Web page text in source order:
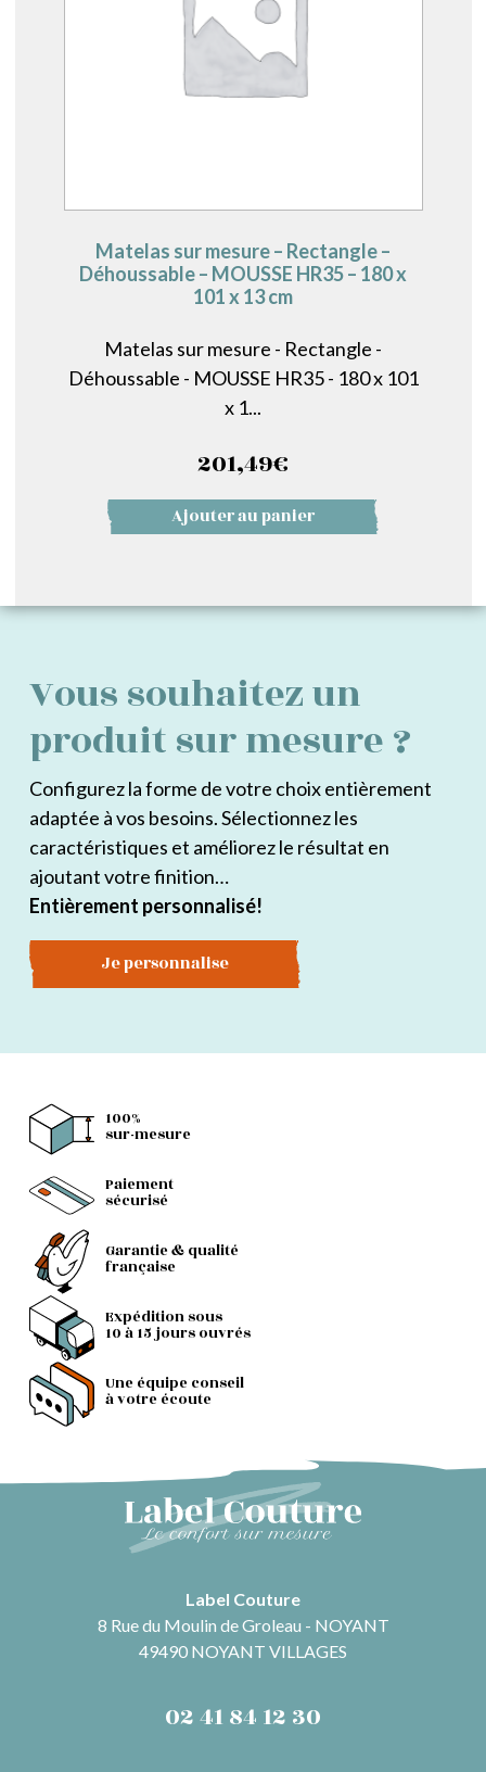
Matelas sur mesure – Rectangle –
Déhoussable – MOUSSE HR35 – 180 x
101 x 13 cm
Matelas sur mesure - Rectangle -
Déhoussable - MOUSSE HR35 - 180 x 101
x 1...
201,49€
Ajouter au panier
Vous souhaitez un
produit sur mesure ?
Configurez la forme de votre choix entièrement
adaptée à vos besoins. Sélectionnez les
caractéristiques et améliorez le résultat en
ajoutant votre finition…
Entièrement personnalisé!
Je personnalise
100%
sur-mesure
Paiement
sécurisé
Garantie & qualité
française
Expédition sous
10 à 15 jours ouvrés
Une équipe conseil
à votre écoute
Label Couture
8 Rue du Moulin de Groleau - NOYANT
49490 NOYANT VILLAGES
02 41 84 12 30